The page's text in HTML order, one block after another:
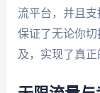
流平台，并且
保证了无论你
及，实现了真正